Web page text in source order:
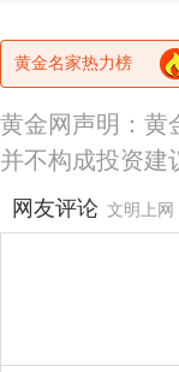
黄金名家热力榜
黄金网声明：黄
并不构成投资建
网友评论 文明上网